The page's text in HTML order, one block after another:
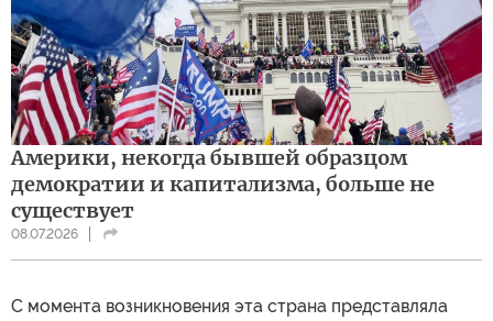
Америки, некогда бывшей образцом
демократии и капитализма, больше не
существует
08.07.2026
С момента возникновения эта страна представляла